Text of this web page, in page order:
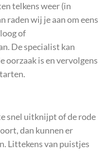
telkens weer (in
raden wij je aan om eens
of
De specialist kan
oorzaak is en vervolgens
snel uitknijpt of de rode
dan kunnen er
Littekens van puistjes